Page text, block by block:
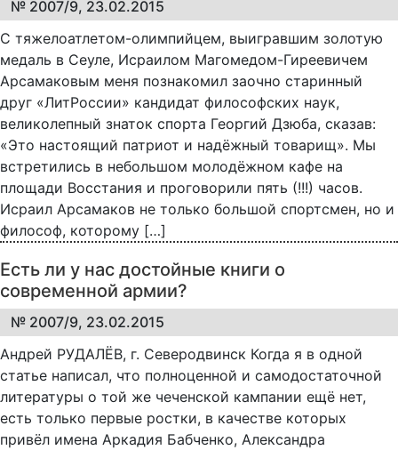
№ 2007/9, 23.02.2015
С тяжелоатлетом-олимпийцем, выигравшим золотую
медаль в Сеуле, Исраилом Магомедом-Гиреевичем
Арсамаковым меня познакомил заочно старинный
друг «ЛитРоссии» кандидат философских наук,
великолепный знаток спорта Георгий Дзюба, сказав:
«Это настоящий патриот и надёжный товарищ». Мы
встретились в небольшом молодёжном кафе на
площади Восстания и проговорили пять (!!!) часов.
Исраил Арсамаков не только большой спортсмен, но и
философ, которому […]
Есть ли у нас достойные книги о
современной армии?
№ 2007/9, 23.02.2015
Андрей РУДАЛЁВ, г. Северодвинск Когда я в одной
статье написал, что полноценной и самодостаточной
литературы о той же чеченской кампании ещё нет,
есть только первые ростки, в качестве которых
привёл имена Аркадия Бабченко, Александра